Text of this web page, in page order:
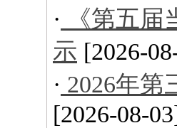
· 《第五届
示 [2026-
· 2026年第
[2026-08-